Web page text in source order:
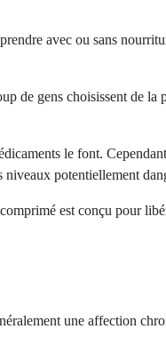
avec ou sans
de gens choisissent de la
le font.
niveaux potentiellement
est conçu pour
une affection